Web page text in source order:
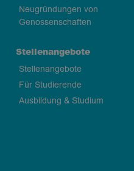
Neugründungen von
Genossenschaften
Stellenangebote
Stellenangebote
Für Studierende
Ausbildung & Studium